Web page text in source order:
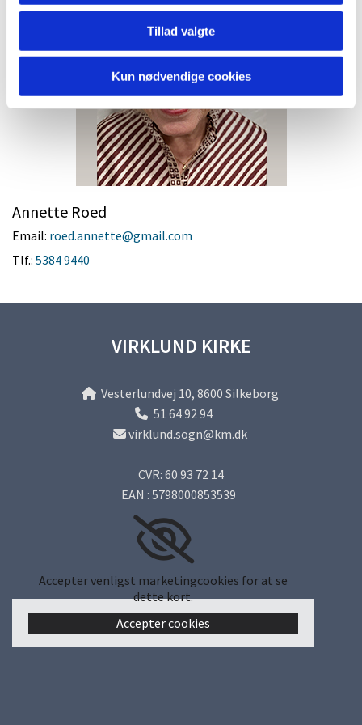
Tillad valgte
Kun nødvendige cookies
Annette Roed
Email: roed.annette@gmail.com
Tlf.: 5384 9440
VIRKLUND KIRKE
Vesterlundvej 10, 8600 Silkeborg
 51 64 92 94
virklund.sogn@km.dk
CVR: 60 93 72 14
EAN : 5798000853539
Accepter venligst marketingcookies for at se
dette kort.
Accepter cookies